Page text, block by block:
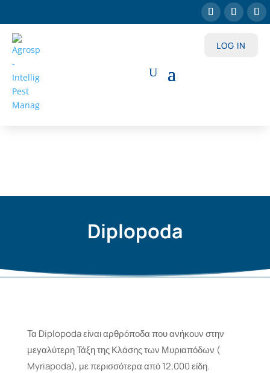
LOG IN
Diplopoda
Τα Diplopoda είναι αρθρόποδα που ανήκουν στην
μεγαλύτερη Τάξη της Κλάσης των Μυριαπόδων (
Myriapoda), με περισσότερα από 12,000 είδη.